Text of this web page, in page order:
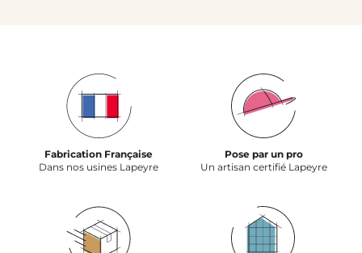
Fabrication Française
Dans nos usines Lapeyre
Pose par un pro
Un artisan certifié Lapeyre